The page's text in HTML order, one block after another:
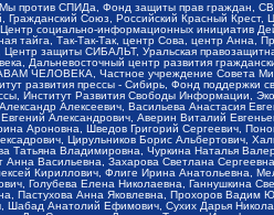
против СПИДа, Фонд защиты прав граждан,
Гражданский Союз, Российский Красный Крест,
социально-информационных инициатив
тайга, Так-Так-Так, центр Сова, центр Анна,
защиты СИБАЛЬТ, Уральская
Дальневосточный центр развития
ЧЕЛОВЕКА, Частное учреждение Совета
развития прессы - Сибирь, Фонд поддержки
Институт Развития Свободы Информации,
Алексеевич, Васильева Анастасия
Александрович, Аверин Виталий
Ароновна, Шведов Григорий Сергеевич,
Цирульников Борис Альбертович,
Владимировна, Чуркина Наталья
Васильевна, Захарова Светлана
Кириллович, Флиге Ирина Анатольевна,
Голубева Елена Николаевна, Ганнушкина
Пастухова Анна Яковлевна, Прохоров Вадим
Шабад Анатолий Ефимович, Сухих Дарья